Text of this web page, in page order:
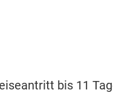
bis 11